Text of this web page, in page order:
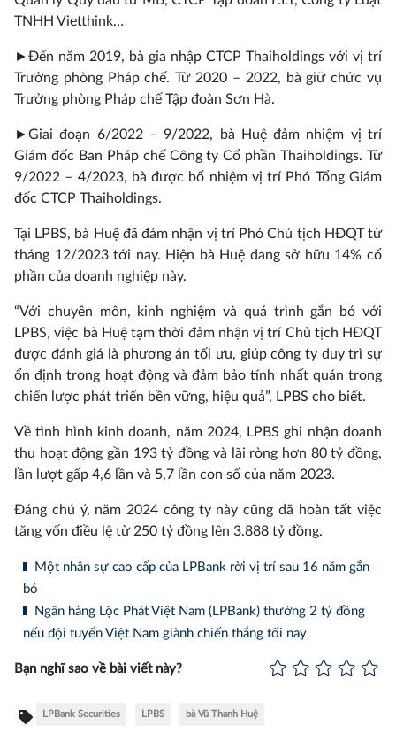
TNHH Vietthink…
►Đến năm 2019, bà gia nhập CTCP Thaiholdings với vị trí
Trưởng phòng Pháp chế. Từ 2020 – 2022, bà giữ chức vụ
Trưởng phòng Pháp chế Tập đoàn Sơn Hà.
►Giai đoạn 6/2022 – 9/2022, bà Huệ đảm nhiệm vị trí
Giám đốc Ban Pháp chế Công ty Cổ phần Thaiholdings. Từ
9/2022 – 4/2023, bà được bổ nhiệm vị trí Phó Tổng Giám
đốc CTCP Thaiholdings.
Tại LPBS, bà Huệ đã đảm nhận vị trí Phó Chủ tịch HĐQT từ
tháng 12/2023 tới nay. Hiện bà Huệ đang sở hữu 14% cổ
phần của doanh nghiệp này.
“Với chuyên môn, kinh nghiệm và quá trình gắn bó với
LPBS, việc bà Huệ tạm thời đảm nhận vị trí Chủ tịch HĐQT
được đánh giá là phương án tối ưu, giúp công ty duy trì sự
ổn định trong hoạt động và đảm bảo tính nhất quán trong
chiến lược phát triển bền vững, hiệu quả”, LPBS cho biết.
Về tình hình kinh doanh, năm 2024, LPBS ghi nhận doanh
thu hoạt động gần 193 tỷ đồng và lãi ròng hơn 80 tỷ đồng,
lần lượt gấp 4,6 lần và 5,7 lần con số của năm 2023.
Đáng chú ý, năm 2024 công ty này cũng đã hoàn tất việc
tăng vốn điều lệ từ 250 tỷ đồng lên 3.888 tỷ đồng.
Một nhân sự cao cấp của LPBank rời vị trí sau 16 năm gắn
bó
Ngân hàng Lộc Phát Việt Nam (LPBank) thưởng 2 tỷ đồng
nếu đội tuyển Việt Nam giành chiến thắng tối nay
Bạn nghĩ sao về bài viết này?
LPBank Securities LPBS bà Vũ Thanh Huệ